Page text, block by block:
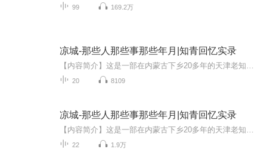
99 169.2万
凉城-那些人那些事那些年月|知青回忆实录
20 8109
凉城-那些人那些事那些年月|知青回忆实录
22 1.9万